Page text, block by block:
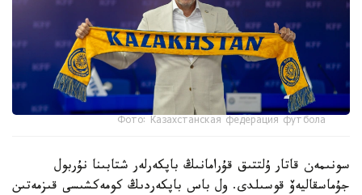
Фото: Казахстанская федерация футбола
سونىمەن قاتار ۇلتتىق قۇرامانىڭ باپكەرلەر شتابىنا نۇربول
جۇماسقاليەۆ قوسىلدى. ول باس باپكەردىڭ كومەكشىسى قىزمەتىن